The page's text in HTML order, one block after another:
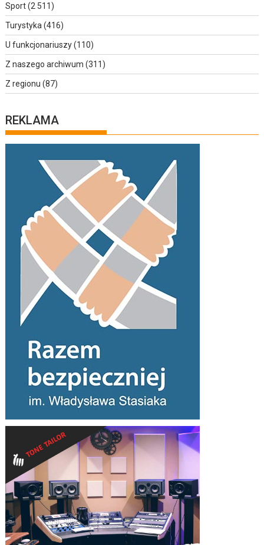
Sport(2 511)
Turystyka (416)
U funkcjonariuszy(110)
Z naszego archiwum (311)
Z regionu (87)
REKLAMA